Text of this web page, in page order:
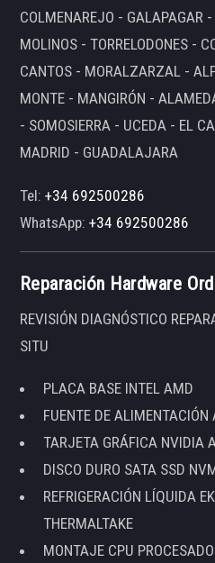
COLMENAREJO - GALAPAGAR
MOLINOS - TORRELODONES -
CANTOS - MORALZARZAL -
MONTE - MANGIRÓN -
- SOMOSIERRA - UCEDA - EL
MADRID - GUADALAJARA
Tel:+34 692500286
WhatsApp:+34 692500286
Reparación Hardware
REVISIÓN DIAGNÓSTICO
SITU
PLACA BASE INTEL AMD
FUENTE DE ALIMENTACIÓN
TARJETA GRÁFICA NVIDIA
DISCO DURO SATA SSD
REFRIGERACIÓN LÍQUIDA
THERMALTAKE
MONTAJE CPU